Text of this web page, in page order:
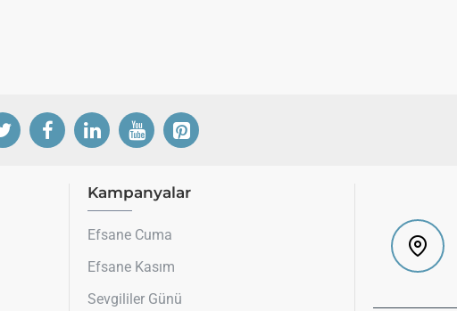
Kampanyalar
Efsane Cuma
Efsane Kasım
Sevgililer Günü